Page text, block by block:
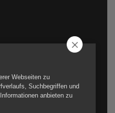
Webseiten zu
Suchbegriffen und
anbieten zu